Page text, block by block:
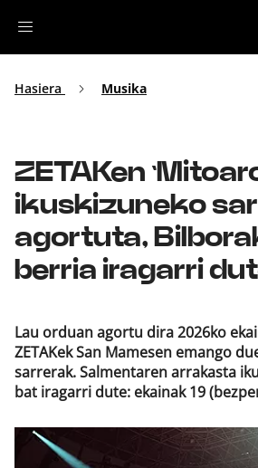
Irratia
Podcastak
Musika
Ekitaldiak
Ikus-entzunezkoak
Hasiera Musika
ZETAKen
ikuskizuneko
agortuta,
berria iragarri
Lau orduan agortu dira 2026ko
ZETAKek San Mamesen emango
sarrerak. Salmentaren arrakasta
bat iragarri dute: ekainak 19